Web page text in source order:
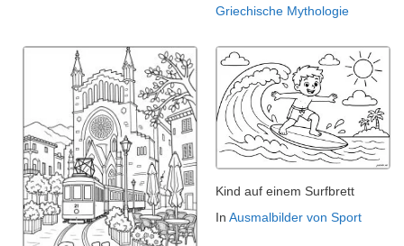
Griechische Mythologie
Kind auf einem Surfbrett
In Ausmalbilder von Sport